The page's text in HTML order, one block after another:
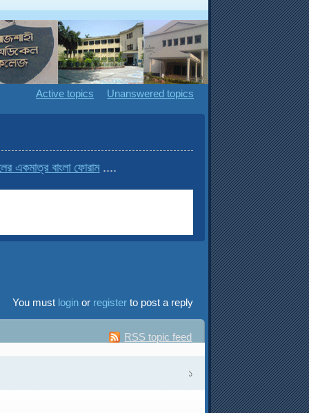
Active topics Unanswered topics
বাংলা ফোরাম....
You must loginor registerto post a reply
RSS topic feed
১